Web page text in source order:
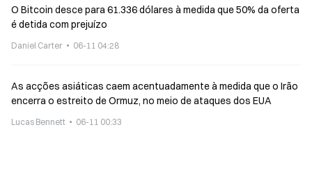
O Bitcoin desce para 61.336 dólares à medida que 50% da oferta
é detida com prejuízo
Daniel Carter 06-11 04:28
As acções asiáticas caem acentuadamente à medida que o Irão
encerra o estreito de Ormuz, no meio de ataques dos EUA
Lucas Bennett 06-11 00:33